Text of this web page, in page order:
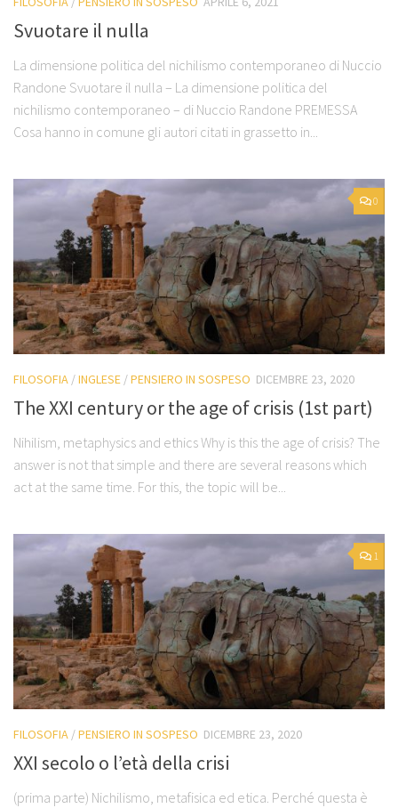
Svuotare il nulla
La dimensione politica del nichilismo contemporaneo di Nuccio
Randone Svuotare il nulla – La dimensione politica del
nichilismo contemporaneo – di Nuccio Randone PREMESSA
Cosa hanno in comune gli autori citati in grassetto in...
0
FILOSOFIA /INGLESE /PENSIERO IN SOSPESO DICEMBRE 23, 2020
The XXI century or the age of crisis (1st part)
Nihilism, metaphysics and ethics Why is this the age of crisis? The
answer is not that simple and there are several reasons which
act at the same time. For this, the topic will be...
1
FILOSOFIA /PENSIERO IN SOSPESO DICEMBRE 23, 2020
XXI secolo o l’età della crisi
(prima parte) Nichilismo, metafisica ed etica. Perché questa è